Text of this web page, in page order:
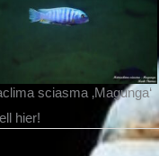
sciasma ‚Magunga‘
hier!